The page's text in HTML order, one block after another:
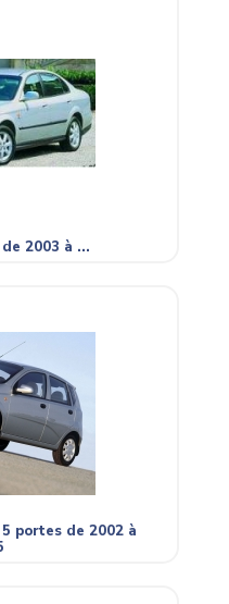
2003 à ...
portes de 2002 à